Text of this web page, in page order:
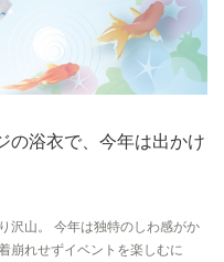
の浴衣で、今年は出かけ
沢山。 今年は独特のしわ感がか
崩れせずイベントを楽しむに